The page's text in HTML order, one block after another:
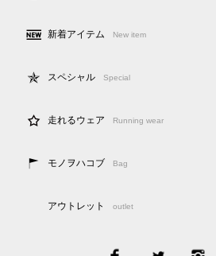
新着アイテム New item
スペシャル Special
走れるウェア Running wear
モノヲハコブ Bag
アウトレット outlet